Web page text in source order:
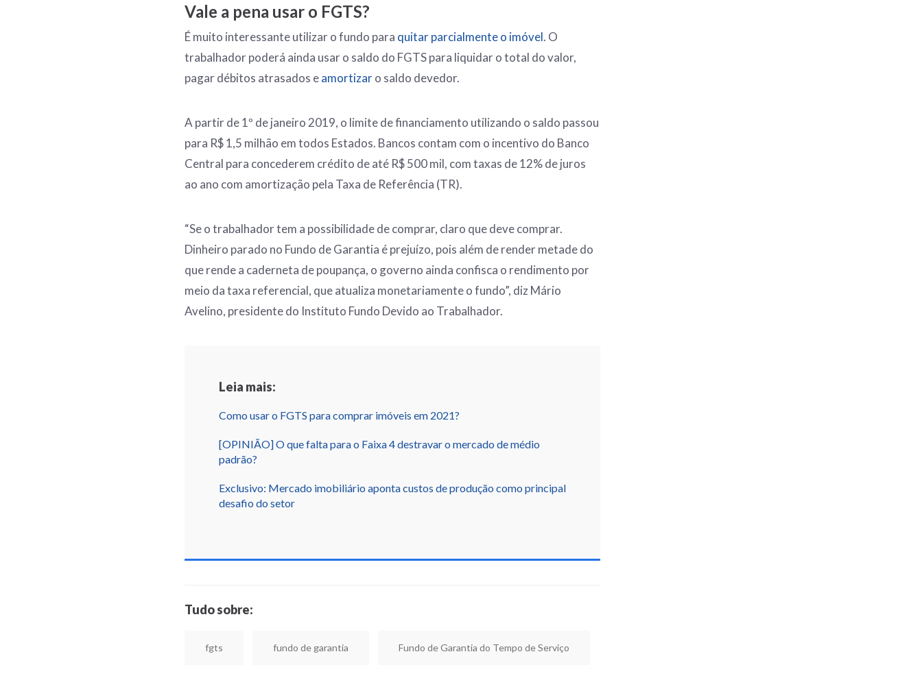
Vale a pena usar o FGTS?
É muito interessante utilizar o fundo para quitar parcialmente o imóvel. O
trabalhador poderá ainda usar o saldo do FGTS para liquidar o total do valor,
pagar débitos atrasados eamortizaro saldo devedor.
A partir de 1º de janeiro 2019, o limite de financiamento utilizando o saldo passou
para R$ 1,5 milhão em todos Estados. Bancos contam com o incentivo do Banco
Central para concederem crédito de até R$ 500 mil, com taxas de 12% de juros
ao ano com amortização pela Taxa de Referência (TR).
“Se o trabalhador tem a possibilidade de comprar, claro que deve comprar.
Dinheiro parado no Fundo de Garantia é prejuízo, pois além de render metade do
que rende a caderneta de poupança, o governo ainda confisca o rendimento por
meio da taxa referencial, que atualiza monetariamente o fundo”, diz Mário
Avelino, presidente do Instituto Fundo Devido ao Trabalhador.
Leia mais:
Como usar o FGTS para comprar imóveis em 2021?
[OPINIÃO] O que falta para o Faixa 4 destravar o mercado de médio
padrão?
Exclusivo: Mercado imobiliário aponta custos de produção como principal
desafio do setor
Tudo sobre:
fgts fundo de garantia Fundo de Garantia do Tempo de Serviço